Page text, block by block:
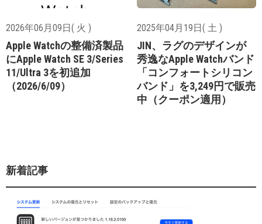
2026年06月09日( 火 )
Apple Watchの整備済製品
にApple Watch SE 3/Series
11/Ultra 3を初追加
（2026/6/09）
2025年04月19日( 土 )
JIN、ラグのデザインが
秀逸なApple Watchバンド
「コンフォートシリコン
バンド」を3,249円で販売
中（クーポン適用）
新着記事